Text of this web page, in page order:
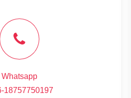
Whatsapp
18757750197